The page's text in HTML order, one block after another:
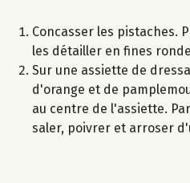
Concasser les pistaches.
les détailler en fines
Sur une assiette de
d'orange et de
au centre de l'assiette.
saler, poivrer et arroser